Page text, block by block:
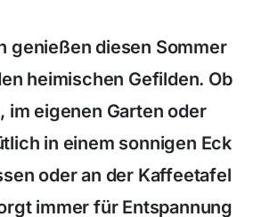
genießen diesen Sommer
heimischen Gefilden. Ob
im eigenen Garten oder
in einem sonnigen Eck
oder an der Kaffeetafel
immer für Entspannung